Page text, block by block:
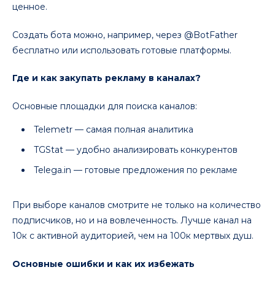
ценное.
Создать бота можно, например, через @BotFather
бесплатно или использовать готовые платформы.
Где и как закупать рекламу в каналах?
Основные площадки для поиска каналов:
Telemetr — самая полная аналитика
TGStat — удобно анализировать конкурентов
Telega.in — готовые предложения по рекламе
При выборе каналов смотрите не только на количество
подписчиков, но и на вовлеченность. Лучше канал на
10к с активной аудиторией, чем на 100к мертвых душ.
Основные ошибки и как их избежать